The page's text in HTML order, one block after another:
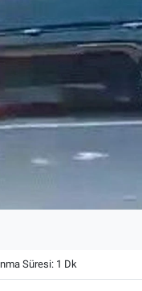
Süresi: 1 Dk